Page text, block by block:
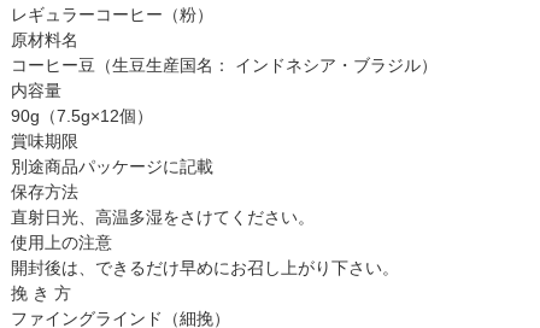
レギュラーコーヒー（粉）
原材料名
コーヒー豆（生豆生産国名： インドネシア・ブラジル）
内容量
90g（7.5g×12個）
賞味期限
別途商品パッケージに記載
保存方法
直射日光、高温多湿をさけてください。
使用上の注意
開封後は、できるだけ早めにお召し上がり下さい。
挽 き 方
ファイングラインド（細挽）